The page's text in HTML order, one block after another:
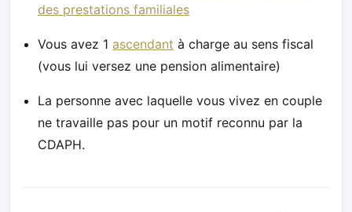
des prestations familiales
Vous avez 1 ascendant à charge au sens fiscal
(vous lui versez une pension alimentaire)
La personne avec laquelle vous vivez en couple
ne travaille pas pour un motif reconnu par la
CDAPH.